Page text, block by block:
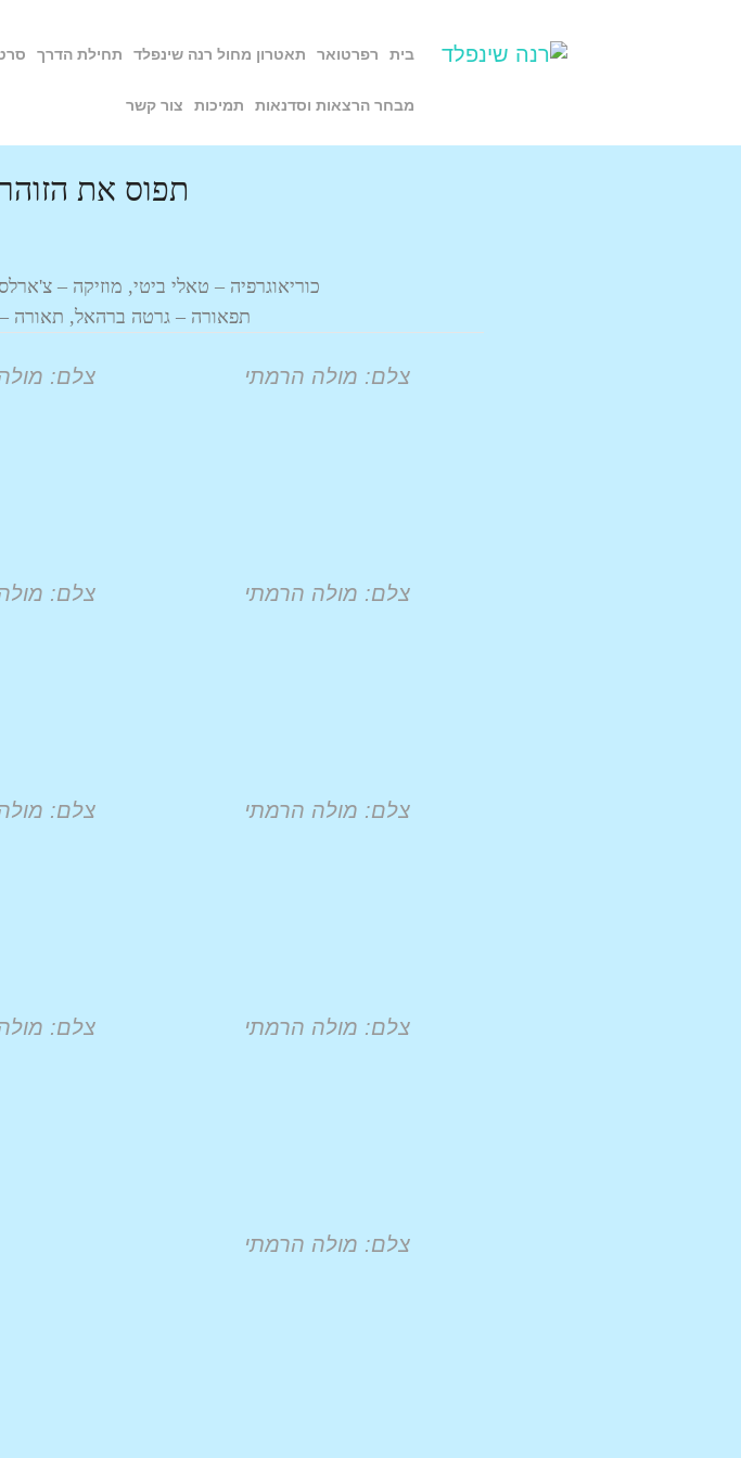
בית רפרטואר תאטרון מחול רנה שינפלד תחילת הדרך
מבחר הרצאות וסדנאות תמיכות צור קשר
תפוס את הזוהר
כוריאוגרפיה – טאלי ביטי, מוזיקה –
תפאורה – גרטה ברהאל, תאורה
צלם: מולה הרמתי צלם:
צלם: מולה הרמתי צלם:
צלם: מולה הרמתי צלם:
צלם: מולה הרמתי צלם:
צלם: מולה הרמתי